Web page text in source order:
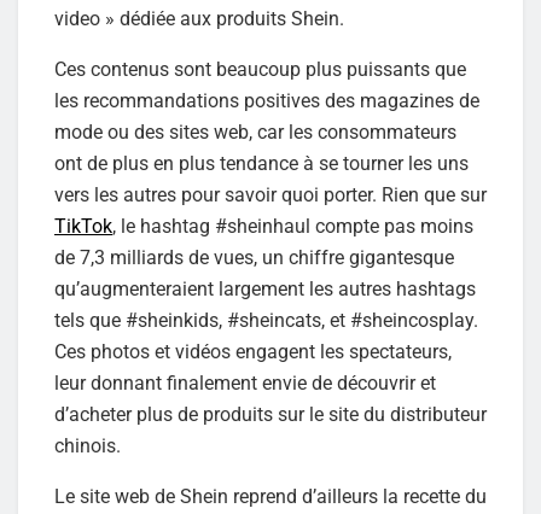
video » dédiée aux produits Shein.
Ces contenus sont beaucoup plus puissants que
les recommandations positives des magazines de
mode ou des sites web, car les consommateurs
ont de plus en plus tendance à se tourner les uns
vers les autres pour savoir quoi porter. Rien que sur
TikTok, le hashtag #sheinhaul compte pas moins
de 7,3 milliards de vues, un chiffre gigantesque
qu’augmenteraient largement les autres hashtags
tels que #sheinkids, #sheincats, et #sheincosplay.
Ces photos et vidéos engagent les spectateurs,
leur donnant finalement envie de découvrir et
d’acheter plus de produits sur le site du distributeur
chinois.
Le site web de Shein reprend d’ailleurs la recette du